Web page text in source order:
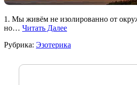
1. Мы живём не изолированно от
но… Читать Далее
Рубрика: Эзотерика